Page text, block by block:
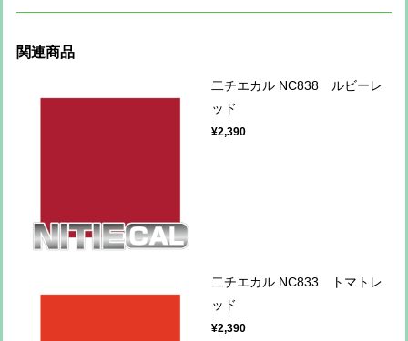
関連商品
二チエカル NC838 ルビーレ
ッド
¥2,390
二チエカル NC833 トマトレ
ッド
¥2,390